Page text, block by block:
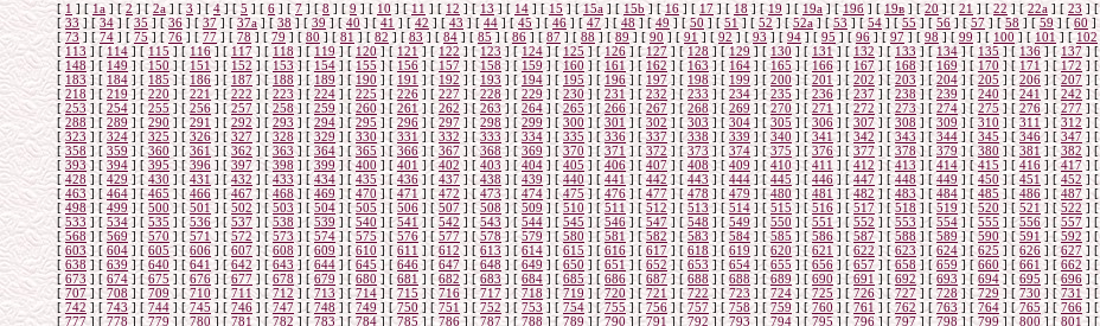
[ 1 ] [ 1а ] [2] [2а] [3 ] [4] [5 ] [6 ] [7 ] [8 ] [9 ] [ 10 ] [11 ] [12 ] [13] [ 14 ] [ 15 ] [15a ] [15b] [16] [ 17 ] [ 18] [19 ] [19а] [19б ] [19в ] [20] [ 21 ] [ 22 ] [22a ] [23 ] [
[33] [34] [ 35] [36] [37 ] [37а] [38] [ 39] [40] [41 ] [42 ] [43] [ 44] [45] [ 46] [47] [48] [49] [50] [51] [ 52] [52а] [53] [54] [55] [ 56] [57] [58 ] [59] [60]
[73] [74 ] [ 75] [ 76] [77 ] [ 78 ] [ 79] [ 80 ] [81 ] [ 82 ] [83] [ 84 ] [85] [ 86 ] [87 ] [88] [89] [ 90 ] [91 ] [92] [ 93 ] [ 94 ] [95 ] [96] [ 97 ] [ 98] [99 ] [ 100 ] [ 101 ] [102
[113 ] [114 ] [ 115 ] [ 116] [ 117] [ 118 ] [ 119 ] [ 120] [ 121] [ 122] [123 ] [124 ] [ 125 ] [ 126 ] [127 ] [128 ] [129 ] [ 130 ] [ 131] [ 132] [ 133 ] [ 134 ] [ 135] [ 136] [ 137]
[ 148] [ 149 ] [150 ] [151] [ 152] [153] [ 154] [155 ] [ 156 ] [ 157 ] [158] [159] [160 ] [161 ] [ 162 ] [ 163] [ 164] [165 ] [166] [ 167] [168] [ 169] [170 ] [ 171 ] [ 172 ]
[ 183] [ 184 ] [ 185] [ 186 ] [ 187] [188 ] [189] [190 ] [ 191 ] [192 ] [ 193 ] [194 ] [ 195 ] [196] [ 197] [ 198] [ 199 ] [200] [ 201 ] [ 202] [203 ] [204] [205 ] [ 206] [207 ] [
[218 ] [ 219] [220 ] [ 221] [222 ] [ 223] [224 ] [ 225] [226] [227 ] [228] [ 229 ] [230] [ 231 ] [232] [233 ] [ 234] [235 ] [ 236] [237 ] [ 238] [239 ] [ 240] [241] [242 ] [
[253] [ 254 ] [255 ] [256 ] [257] [258] [ 259 ] [260 ] [ 261] [262 ] [ 263] [ 264] [265] [ 266 ] [ 267 ] [268] [ 269 ] [270 ] [271 ] [272 ] [273] [ 274] [275 ] [ 276] [277 ] [
[ 288] [ 289] [ 290] [291 ] [ 292] [ 293 ] [294] [295] [296 ] [297 ] [ 298 ] [299] [ 300 ] [301 ] [302] [ 303] [ 304] [ 305] [306 ] [ 307] [ 308 ] [309] [310] [311 ] [312 ] [
[323 ] [324] [ 325 ] [326] [ 327 ] [328 ] [329 ] [ 330] [331] [ 332] [333 ] [ 334] [ 335 ] [ 336] [337 ] [338 ] [339] [ 340 ] [341] [ 342 ] [343 ] [344 ] [ 345] [346] [ 347]
[358] [ 359] [360] [ 361] [ 362] [363] [ 364 ] [365] [366] [367 ] [368] [369 ] [370 ] [ 371 ] [372 ] [373] [ 374] [375] [ 376] [ 377] [378] [ 379 ] [380] [381] [382 ]
[ 393] [ 394 ] [395] [396 ] [ 397] [398] [399] [400 ] [ 401 ] [402 ] [ 403 ] [404 ] [405] [406] [ 407] [ 408] [ 409 ] [410] [411 ] [ 412] [413] [414] [415 ] [ 416 ] [417 ] [
[428] [ 429 ] [ 430 ] [431 ] [432] [433] [434 ] [ 435] [ 436] [ 437 ] [ 438 ] [439 ] [440] [ 441] [442] [443] [ 444] [ 445 ] [446] [447] [448] [449 ] [ 450] [ 451 ] [ 452 ] [
[ 463 ] [ 464] [465 ] [466 ] [467] [ 468] [469 ] [ 470 ] [471 ] [472 ] [ 473] [ 474] [475] [ 476 ] [ 477 ] [ 478 ] [ 479] [480 ] [481 ] [482 ] [ 483] [484 ] [ 485 ] [486 ] [487 ] [
[498] [499 ] [ 500] [501] [ 502] [503 ] [504] [505 ] [ 506 ] [507 ] [508 ] [509 ] [ 510 ] [511] [ 512] [513] [514 ] [ 515] [516] [ 517] [518 ] [519] [520 ] [ 521 ] [522 ]
[533 ] [ 534] [ 535 ] [536] [ 537 ] [538 ] [ 539] [ 540 ] [541] [542 ] [543 ] [ 544] [ 545 ] [546] [ 547 ] [548 ] [ 549] [ 550 ] [551] [ 552 ] [553 ] [ 554] [ 555 ] [556] [557 ]
[568] [569] [570 ] [571] [ 572] [ 573 ] [574] [575] [576] [ 577] [578] [579 ] [580 ] [581 ] [582 ] [583] [584] [585] [586] [ 587] [ 588 ] [589] [590] [591] [ 592]
[ 603] [604 ] [605] [606] [ 607 ] [608] [609] [610 ] [ 611 ] [612] [613] [ 614 ] [615 ] [616] [ 617] [ 618] [619 ] [620] [621] [ 622 ] [623] [624] [625 ] [ 626] [627] [
[ 638 ] [ 639 ] [ 640 ] [ 641 ] [642] [643 ] [644] [645] [ 646] [ 647 ] [648 ] [649 ] [ 650] [ 651] [652] [ 653 ] [ 654 ] [ 655 ] [ 656 ] [657] [658 ] [659 ] [660] [ 661 ] [ 662 ] [
[ 673 ] [ 674] [675 ] [ 676] [677] [ 678 ] [679 ] [ 680 ] [681 ] [682 ] [683] [ 684] [ 685] [ 686 ] [ 687] [ 688 ] [ 688] [689 ] [ 690] [691 ] [ 692 ] [693 ] [ 694] [695 ] [696 ] [
[707] [708 ] [ 709] [710] [ 711] [712] [ 713] [714] [ 715] [716 ] [717 ] [718] [719 ] [720] [721 ] [722] [723 ] [ 724] [725] [ 726] [727] [ 728] [729] [ 730] [731 ]
[742 ] [ 743] [ 744 ] [745 ] [ 746 ] [747 ] [ 748] [ 749 ] [750] [751 ] [ 752 ] [ 753] [ 754 ] [755] [ 756 ] [757 ] [ 758] [ 759 ] [760] [ 761 ] [762 ] [ 763] [ 764 ] [765] [766 ] [
[ 777] [778] [779] [780] [ 781 ] [ 782 ] [783] [784] [785 ] [786] [787] [788 ] [ 789 ] [790 ] [791] [ 792] [793] [794] [795] [ 796] [ 797 ] [798] [799] [800 ] [801 ] [